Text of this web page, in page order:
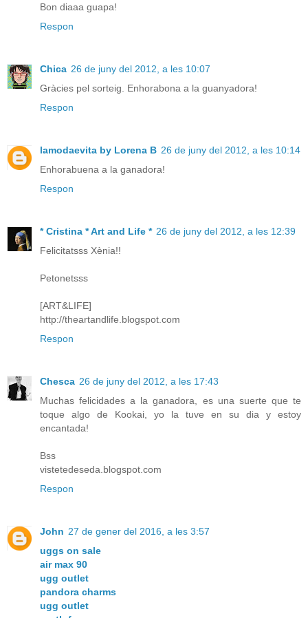
Bon diaaa guapa!
Respon
Chica 26 de juny del 2012, a les 10:07
Gràcies pel sorteig. Enhorabona a la guanyadora!
Respon
lamodaevita by Lorena B 26 de juny del 2012, a les 10:14
Enhorabuena a la ganadora!
Respon
* Cristina * Art and Life * 26 de juny del 2012, a les 12:39
Felicitatsss Xènia!!
Petonetsss
[ART&LIFE]
http://theartandlife.blogspot.com
Respon
Chesca 26 de juny del 2012, a les 17:43
Muchas felicidades a la ganadora, es una suerte que te
toque algo de Kookai, yo la tuve en su dia y estoy
encantada!
Bss
vistetedeseda.blogspot.com
Respon
John 27 de gener del 2016, a les 3:57
uggs on sale
air max 90
ugg outlet
pandora charms
ugg outlet